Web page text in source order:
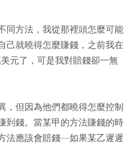
同方法，我從那裡頭怎麼可能
己就曉得怎麼賺錢，之前我在
元了，可是我對賠錢卻一無
，但因為他們都曉得怎麼控制
到錢。當某甲的方法賺錢的時
法應該會賠錢—如果某乙遲遲